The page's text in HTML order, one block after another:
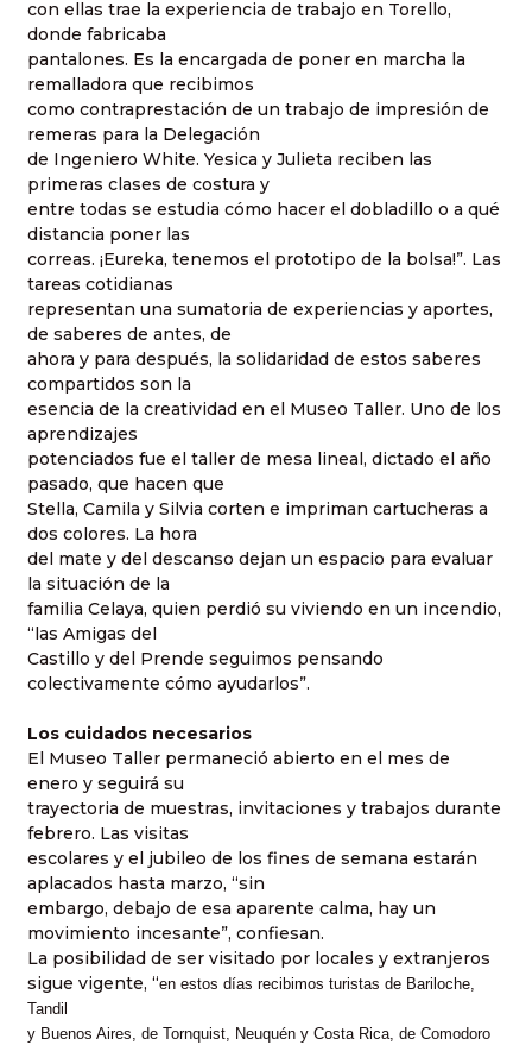
con ellas trae la experiencia de trabajo en Torello,
donde fabricaba
pantalones. Es la encargada de poner en marcha la
remalladora que recibimos
como contraprestación de un trabajo de impresión de
remeras para la Delegación
de Ingeniero White. Yesica y Julieta reciben las
primeras clases de costura y
entre todas se estudia cómo hacer el dobladillo o a qué
distancia poner las
correas. ¡Eureka, tenemos el prototipo de la bolsa!”. Las
tareas cotidianas
representan una sumatoria de experiencias y aportes,
de saberes de antes, de
ahora y para después, la solidaridad de estos saberes
compartidos son la
esencia de la creatividad en el Museo Taller. Uno de los
aprendizajes
potenciados fue el taller de mesa lineal, dictado el año
pasado, que hacen que
Stella, Camila y Silvia corten e impriman cartucheras a
dos colores. La hora
del mate y del descanso dejan un espacio para evaluar
la situación de la
familia Celaya, quien perdió su viviendo en un incendio,
“las Amigas del
Castillo y del Prende seguimos pensando
colectivamente cómo ayudarlos”.
Los cuidados necesarios
El Museo Taller permaneció abierto en el mes de
enero y seguirá su
trayectoria de muestras, invitaciones y trabajos durante
febrero. Las visitas
escolares y el jubileo de los fines de semana estarán
aplacados hasta marzo, “sin
embargo, debajo de esa aparente calma, hay un
movimiento incesante”, confiesan.
La posibilidad de ser visitado por locales y extranjeros
sigue vigente, “en estos días recibimos turistas de Bariloche,
Tandil
y Buenos Aires, de Tornquist, Neuquén y Costa Rica, de Comodoro